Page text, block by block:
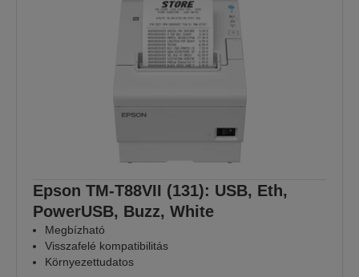
Epson TM-T88VII (131): USB, Eth,
PowerUSB, Buzz, White
Megbízható
Visszafelé kompatibilitás
Környezettudatos